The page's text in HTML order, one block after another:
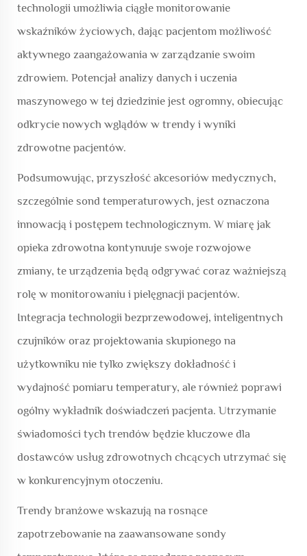
technologii umożliwia ciągłe monitorowanie
wskaźników życiowych, dając pacjentom możliwość
aktywnego zaangażowania w zarządzanie swoim
zdrowiem. Potencjał analizy danych i uczenia
maszynowego w tej dziedzinie jest ogromny, obiecując
odkrycie nowych wglądów w trendy i wyniki
zdrowotne pacjentów.
Podsumowując, przyszłość akcesoriów medycznych,
szczególnie sond temperaturowych, jest oznaczona
innowacją i postępem technologicznym. W miarę jak
opieka zdrowotna kontynuuje swoje rozwojowe
zmiany, te urządzenia będą odgrywać coraz ważniejszą
rolę w monitorowaniu i pielęgnacji pacjentów.
Integracja technologii bezprzewodowej, inteligentnych
czujników oraz projektowania skupionego na
użytkowniku nie tylko zwiększy dokładność i
wydajność pomiaru temperatury, ale również poprawi
ogólny wykładnik doświadczeń pacjenta. Utrzymanie
świadomości tych trendów będzie kluczowe dla
dostawców usług zdrowotnych chcących utrzymać się
w konkurencyjnym otoczeniu.
Trendy branżowe wskazują na rosnące
zapotrzebowanie na zaawansowane sondy